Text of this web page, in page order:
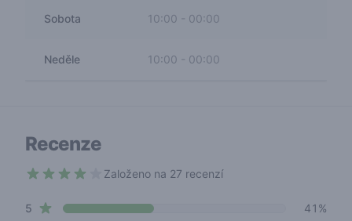
Sobota 10:00 00:00
Neděle 10:00 - 00:00
Recenze
Založeno na 27 recenzí
Review data
5 star reviews
41%